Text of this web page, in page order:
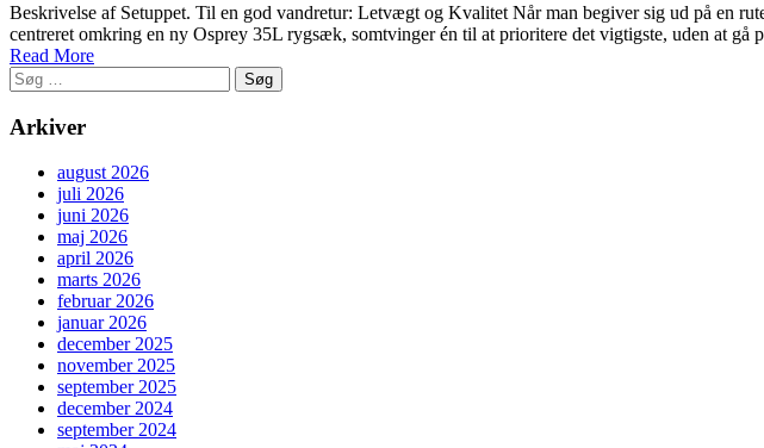
Beskrivelse af Setuppet. Til en god vandretur: Letvægt og Kvalitet Når man begiver sig ud på en
centreret omkring en ny Osprey 35L rygsæk, somtvinger én til at prioritere det vigtigste, uden at gå
Read More
Søg
efter:
Arkiver
august 2026
juli 2026
juni 2026
maj 2026
april 2026
marts 2026
februar 2026
januar 2026
december 2025
november 2025
september 2025
december 2024
september 2024